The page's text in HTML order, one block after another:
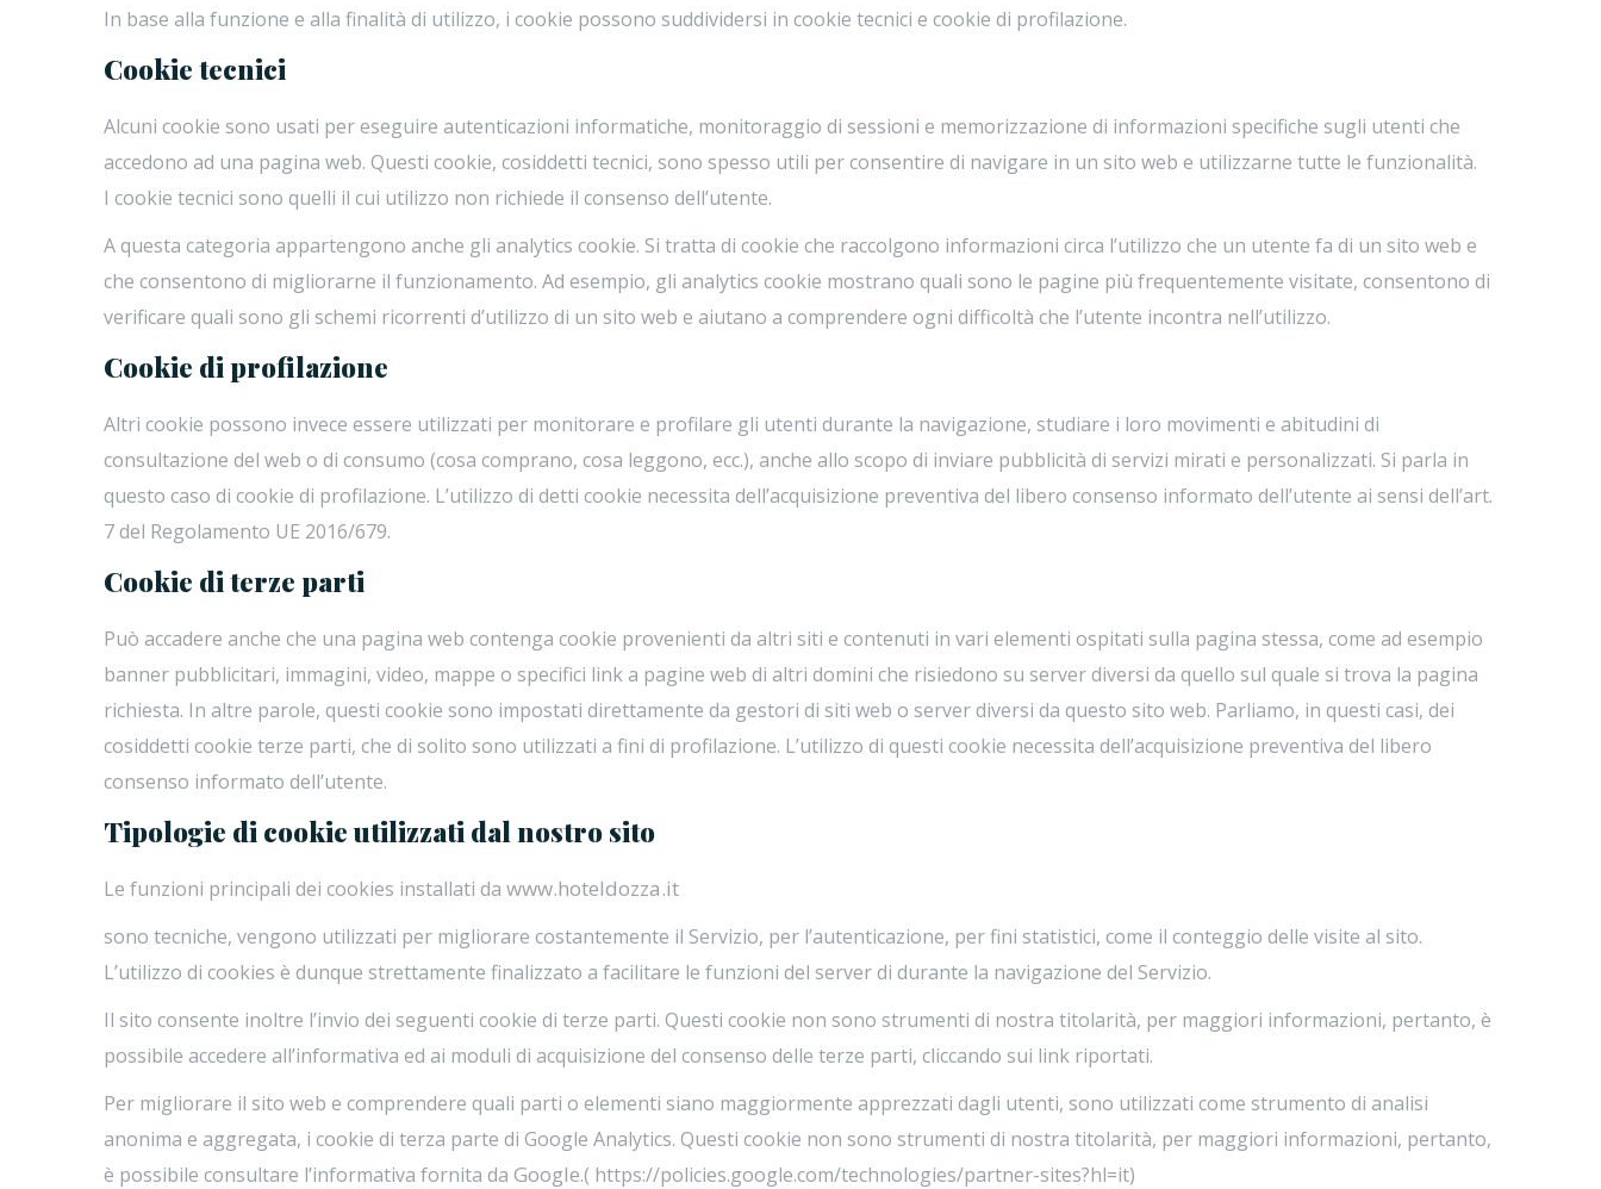
In base alla funzione e alla finalità di utilizzo, i cookie possono suddividersi in cookie tecnici e cookie di profilazione.
Cookie tecnici
Alcuni cookie sono usati per eseguire autenticazioni informatiche, monitoraggio di sessioni e memorizzazione di informazioni specifiche sugli utenti che
accedono ad una pagina web. Questi cookie, cosiddetti tecnici, sono spesso utili per consentire di navigare in un sito web e utilizzarne tutte le funzionalità.
I cookie tecnici sono quelli il cui utilizzo non richiede il consenso dell’utente.
A questa categoria appartengono anche gli analytics cookie. Si tratta di cookie che raccolgono informazioni circa l’utilizzo che un utente fa di un sito web e
che consentono di migliorarne il funzionamento. Ad esempio, gli analytics cookie mostrano quali sono le pagine più frequentemente visitate, consentono di
verificare quali sono gli schemi ricorrenti d’utilizzo di un sito web e aiutano a comprendere ogni difficoltà che l’utente incontra nell’utilizzo.
Cookie di profilazione
Altri cookie possono invece essere utilizzati per monitorare e profilare gli utenti durante la navigazione, studiare i loro movimenti e abitudini di
consultazione del web o di consumo (cosa comprano, cosa leggono, ecc.), anche allo scopo di inviare pubblicità di servizi mirati e personalizzati. Si parla in
questo caso di cookie di profilazione. L’utilizzo di detti cookie necessita dell’acquisizione preventiva del libero consenso informato dell’utente ai sensi dell’art.
7 del Regolamento UE 2016/679.
Cookie di terze parti
Può accadere anche che una pagina web contenga cookie provenienti da altri siti e contenuti in vari elementi ospitati sulla pagina stessa, come ad esempio
banner pubblicitari, immagini, video, mappe o specifici link a pagine web di altri domini che risiedono su server diversi da quello sul quale si trova la pagina
richiesta. In altre parole, questi cookie sono impostati direttamente da gestori di siti web o server diversi da questo sito web. Parliamo, in questi casi, dei
cosiddetti cookie terze parti, che di solito sono utilizzati a fini di profilazione. L’utilizzo di questi cookie necessita dell’acquisizione preventiva del libero
consenso informato dell’utente.
Tipologie di cookie utilizzati dal nostro sito
Le funzioni principali dei cookies installati da www.hoteldozza.it
sono tecniche, vengono utilizzati per migliorare costantemente il Servizio, per l’autenticazione, per fini statistici, come il conteggio delle visite al sito.
L’utilizzo di cookies è dunque strettamente finalizzato a facilitare le funzioni del server di durante la navigazione del Servizio.
Il sito consente inoltre l’invio dei seguenti cookie di terze parti. Questi cookie non sono strumenti di nostra titolarità, per maggiori informazioni, pertanto, è
possibile accedere all’informativa ed ai moduli di acquisizione del consenso delle terze parti, cliccando sui link riportati.
Per migliorare il sito web e comprendere quali parti o elementi siano maggiormente apprezzati dagli utenti, sono utilizzati come strumento di analisi
anonima e aggregata, i cookie di terza parte di Google Analytics. Questi cookie non sono strumenti di nostra titolarità, per maggiori informazioni, pertanto,
è possibile consultare l’informativa fornita da Google.( https://policies.google.com/technologies/partner-sites?hl=it)